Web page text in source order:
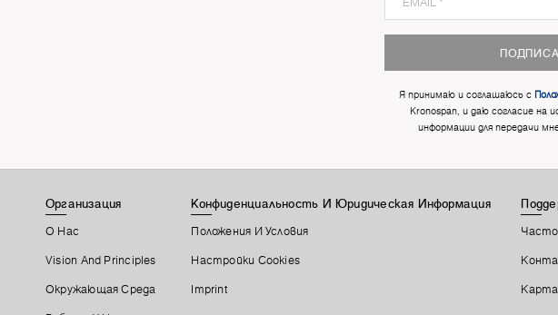
Я принимаю и соглашаюсь с
Kronospan, и даю согласие на
информации для передачи
Организация
О Нас
Vision And Principles
Окружающая Среда
Конфиденциальность И Юридическая Информация
Положения И Условия
Настройки Cookies
Imprint